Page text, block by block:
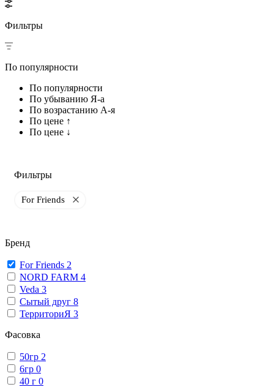
Фильтры
По популярности
По популярности
По убыванию Я-а
По возрастанию А-я
По цене ↑
По цене ↓
Фильтры
For Friends
Бренд
For Friends 2
NORD FARM 4
Veda 3
Сытый друг 8
ТерриториЯ 3
Фасовка
50гр 2
6гр 0
40 г 0